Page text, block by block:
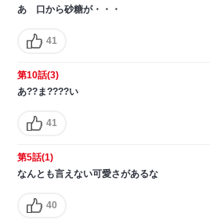
あゝ口から砂糖が・・・
41
第10話(3)
あ??ま????い
41
第5話(1)
なんとも言えない可愛さがあるな
40